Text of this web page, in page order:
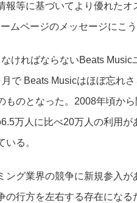
報等に基づいてより優れた
ムページのメッセージにこう
ければならないBeats
で Beats Musicはほぼ忘れ
ものとなった。2008年頃か
万人に比べ20万人の利用
る。
ング業界の競争に新規参入
の行方を左右する存在になる